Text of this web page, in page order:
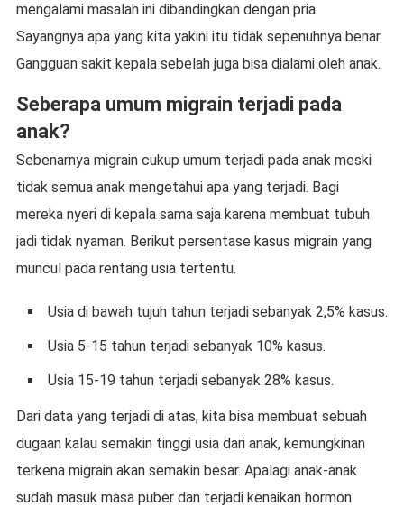
mengalami masalah ini dibandingkan dengan pria.
Sayangnya apa yang kita yakini itu tidak sepenuhnya benar.
Gangguan sakit kepala sebelah juga bisa dialami oleh anak.
Seberapa umum migrain terjadi pada
anak?
Sebenarnya migrain cukup umum terjadi pada anak meski
tidak semua anak mengetahui apa yang terjadi. Bagi
mereka nyeri di kepala sama saja karena membuat tubuh
jadi tidak nyaman. Berikut persentase kasus migrain yang
muncul pada rentang usia tertentu.
Usia di bawah tujuh tahun terjadi sebanyak 2,5% kasus.
Usia 5-15 tahun terjadi sebanyak 10% kasus.
Usia 15-19 tahun terjadi sebanyak 28% kasus.
Dari data yang terjadi di atas, kita bisa membuat sebuah
dugaan kalau semakin tinggi usia dari anak, kemungkinan
terkena migrain akan semakin besar. Apalagi anak-anak
sudah masuk masa puber dan terjadi kenaikan hormon